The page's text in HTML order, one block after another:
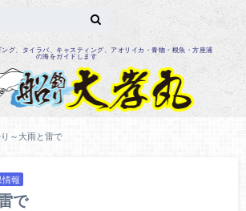
グ、タイラバ、キャスティング、アオリイカ・青物・根魚・方座浦
の海をガイドします
～大雨と雷で
情報
で